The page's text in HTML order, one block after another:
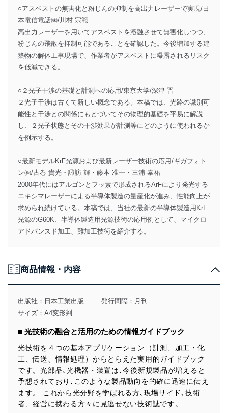
○アスベストの無害化と粉じんの抑制を高出力レーザーで実現/日
本電信電話㈱/川村 宗範
高出力レーザーを用いてアスベストを溶融させて無害化しつつ、
粉じんの飛散を抑制可能であることを確認した。今後増加する建
築物の解体工事現場で、作業者がアスベストに曝露されるリスク
を低減できる。
○２光子干渉の基礎と計測への応用/東京大学/深津 晋
２光子干渉は古くて新しい概念である。本稿では、光路の識別可
能性と干渉との関係にもとづいてその物理的基礎を平易に解説
し、２光子状態とその干渉効果が計測等にどのように使われるか
を例示する。
○最新モデルKrF光源および最新レーザー技術の応用/ギガフォト
ン㈱/古巻 貴光・諏訪 輝・藤本 准一・三浦 泰祐
2000年代にはアルゴンとフッ素で形成されるArFにより発光する
エキシマレーザーによる半導体製造の量産化が進み、性能向上が
求められ続けている。本稿では、当社の最新の半導体製造用KrF
光源のG60K、半導体製造用光源技術の応用例として、マイクロ
アドバンスド加工、難加工技術を紹介する。
商品情報・内容
出版社： 日本工業出版
発行間隔：月刊
サイズ：A4変形判
■ 光技術の融合と活用のための情報ガイドブック
光技術を４つの基本アプリケーション（計測、加工・化
工、伝送、情報処理）からとらえた実用的ガイドブック
です。光部品､光機器・装置は､今後新規製品が増えると
予想されており､このような製品動向を的確に迅速に伝え
ます。 これから光分野を学ばれる方､現場サイド､技術
者、経営に携わる方々に見逃せない技術誌です。